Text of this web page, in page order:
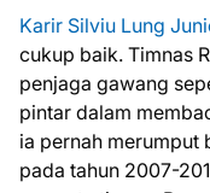
Karir Silviu Lung
cukup baik. Timnas
penjaga gawang
pintar dalam
ia pernah merumput
pada tahun 2007-